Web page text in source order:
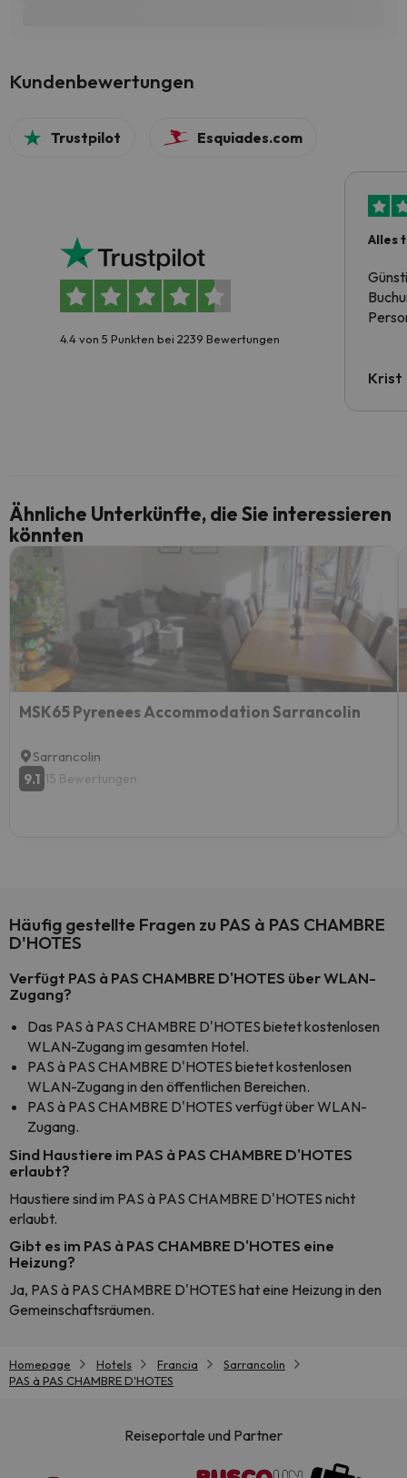
Kundenbewertungen
Trustpilot Esquiades.com
4.4 von 5 Punkten bei 2239 Bewertungen
Alles
Krist
Ähnliche Unterkünfte, die Sie interessieren
könnten
MSK65 Pyrenees Accommodation Sarrancolin
Sarrancolin
9.1 15 Bewertungen
Häufig gestellte Fragen zu PAS à PAS CHAMBRE
D'HOTES
Verfügt PAS à PAS CHAMBRE D'HOTES über WLAN-
Zugang?
Das PAS à PAS CHAMBRE D'HOTES bietet kostenlosen
WLAN-Zugang im gesamten Hotel.
PAS à PAS CHAMBRE D'HOTES bietet kostenlosen
WLAN-Zugang in den öffentlichen Bereichen.
PAS à PAS CHAMBRE D'HOTES verfügt über WLAN-
Zugang.
Sind Haustiere im PAS à PAS CHAMBRE D'HOTES
erlaubt?
Haustiere sind im PAS à PAS CHAMBRE D'HOTES nicht
erlaubt.
Gibt es im PAS à PAS CHAMBRE D'HOTES eine
Heizung?
Ja, PAS à PAS CHAMBRE D'HOTES hat eine Heizung in den
Gemeinschaftsräumen.
Homepage Hotels Francia
Sarrancolin
PAS à PAS CHAMBRE D'HOTES
Reiseportale und Partner